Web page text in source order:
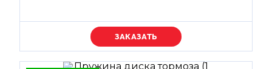
Уточняйте цену